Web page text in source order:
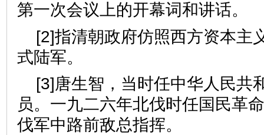
第一次会议上的开幕词和讲话。
[2]指清朝政府仿照西方资本主
式陆军。
[3]唐生智，当时任中华人民共
员。一九二六年北伐时任国民革
伐军中路前敌总指挥。